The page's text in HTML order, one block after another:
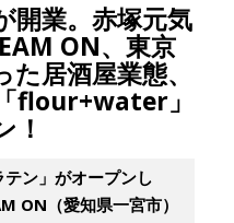
開業。赤塚元気
ON、東京
居酒屋業態、
flour+water」
！
ン」がオープンし
ON（愛知県一宮市）